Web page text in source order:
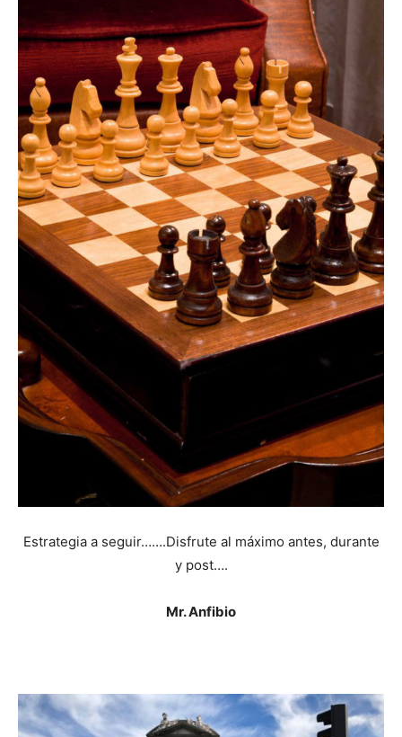
Estrategia a seguir…….Disfrute al máximo antes, durante
y post….
Mr. Anfibio